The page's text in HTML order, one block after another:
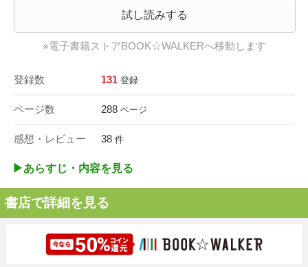
試し読みする
※電子書籍ストアBOOK☆WALKERへ移動します
登録数 131 登録
ページ数 288 ページ
感想・レビュー 38 件
▶︎あらすじ・内容を見る
書店で詳細を見る